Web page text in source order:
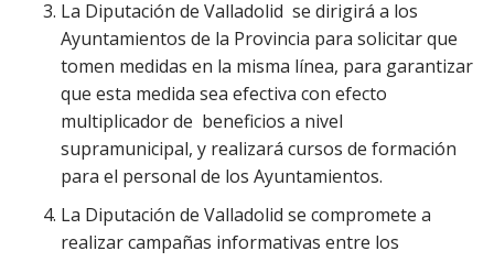
La Diputación de Valladolid se dirigirá a los
Ayuntamientos de la Provincia para solicitar que
tomen medidas en la misma línea, para garantizar
que esta medida sea efectiva con efecto
multiplicador de beneficios a nivel
supramunicipal, y realizará cursos de formación
para el personal de los Ayuntamientos.
La Diputación de Valladolid se compromete a
realizar campañas informativas entre los